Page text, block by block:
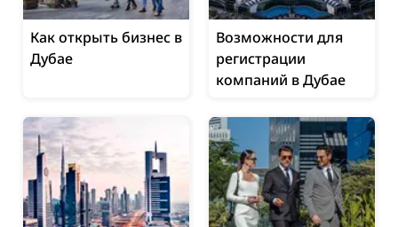
Как открыть бизнес в
Дубае
Возможности для
регистрации
компаний в Дубае